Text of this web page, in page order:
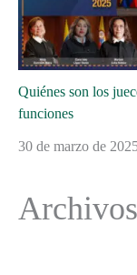
Quiénes son los
funciones
30 de marzo de
Archivos